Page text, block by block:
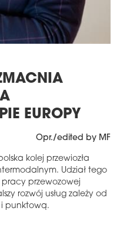
EUROPY
Opr./edited by MF
kolej przewiozła
Udział tego
przewozowej
rozwój usług zależy od
i punktową.